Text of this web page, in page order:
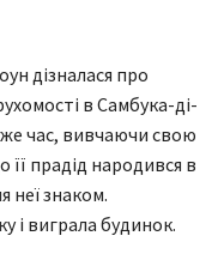
дізналася про
в Самбука-ді-
же час, вивчаючи свою
її прадід народився в
неї знаком.
і виграла будинок.